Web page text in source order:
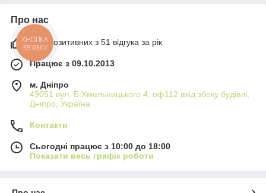
Про нас
98% позитивних з 51 відгука за рік
Працює з 09.10.2013
м. Дніпро
49051 вул. Б.Хмельницького 4, оф112 вхід збоку будівлі,
Дніпро, Україна
Контакти
Сьогодні працює з 10:00 до 18:00
Показати весь графік роботи
КНОПКА
ЗВ'ЯЗКУ